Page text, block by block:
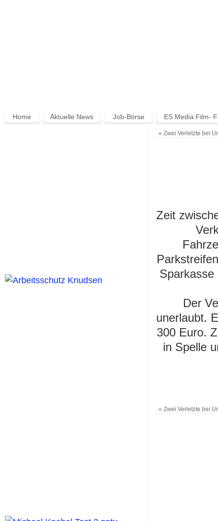
Home Aktuelle News Job-Börse ES Media Film-
« Zwei Verletzte bei
Zeit
Der
unerlaubt.
300 Euro.
in Spelle
« Zwei Verletzte bei